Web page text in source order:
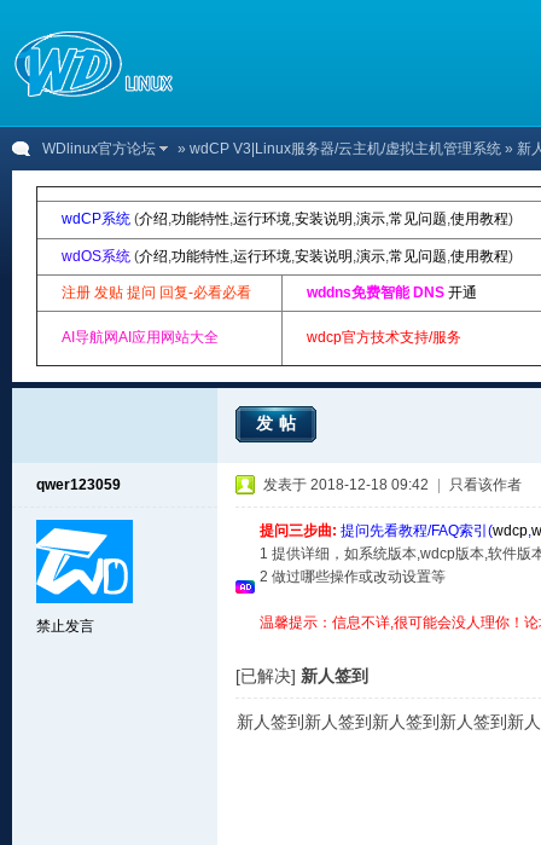
WDlinux官方论坛 » wdCP V3|Linux服务器/云主机/虚拟主机管理系统 » 新
wdCP系统 (介绍,功能特性,运行环境,安装说明 ,演示,常见问题,使用教程)
wdOS系统 (介绍,功能特性,运行环境,安装说明 ,演示,常见问题,使用教程)
注册 发贴 提问 回复-必看必看 wddns免费智能 DNS 开通
AI导航网AI应用网站大全 wdcp官方技术支持/服务
发帖
qwer123059
禁止发言
发表于 2018-12-18 09:42 只看该作者
提问三步曲: 提问先看教程/FAQ索引(wdcp,
1 提供详细，如系统版本,wdcp版本,软件版
2 做过哪些操作或改动设置等
温馨提示：信息不详,很可能会没人理你！
[已解决] 新人签到
新人签到新人签到新人签到新人签到新